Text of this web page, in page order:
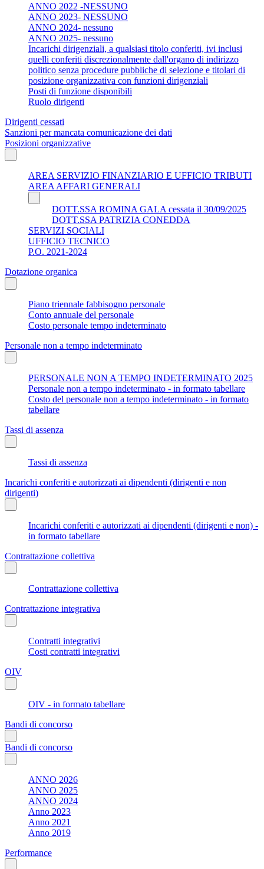
ANNO 2022 -NESSUNO
ANNO 2023- NESSUNO
ANNO 2024- nessuno
ANNO 2025- nessuno
Incarichi dirigenziali, a qualsiasi titolo conferiti, ivi inclusi
quelli conferiti discrezionalmente dall'organo di indirizzo
politico senza procedure pubbliche di selezione e titolari di
posizione organizzativa con funzioni dirigenziali
Posti di funzione disponibili
Ruolo dirigenti
Dirigenti cessati
Sanzioni per mancata comunicazione dei dati
Posizioni organizzative
AREA SERVIZIO FINANZIARIO E UFFICIO TRIBUTI
AREA AFFARI GENERALI
DOTT.SSA ROMINA GALA cessata il 30/09/2025
DOTT.SSA PATRIZIA CONEDDA
SERVIZI SOCIALI
UFFICIO TECNICO
P.O. 2021-2024
Dotazione organica
Piano triennale fabbisogno personale
Conto annuale del personale
Costo personale tempo indeterminato
Personale non a tempo indeterminato
PERSONALE NON A TEMPO INDETERMINATO 2025
Personale non a tempo indeterminato - in formato tabellare
Costo del personale non a tempo indeterminato - in formato
tabellare
Tassi di assenza
Tassi di assenza
Incarichi conferiti e autorizzati ai dipendenti (dirigenti e non
dirigenti)
Incarichi conferiti e autorizzati ai dipendenti (dirigenti e non) -
in formato tabellare
Contrattazione collettiva
Contrattazione collettiva
Contrattazione integrativa
Contratti integrativi
Costi contratti integrativi
OIV
OIV - in formato tabellare
Bandi di concorso
Bandi di concorso
ANNO 2026
ANNO 2025
ANNO 2024
Anno 2023
Anno 2021
Anno 2019
Performance